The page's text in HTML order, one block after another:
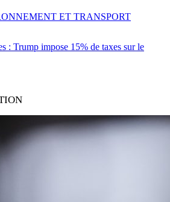
: Trump impose 15% de taxes sur le
ET TRANSPORT